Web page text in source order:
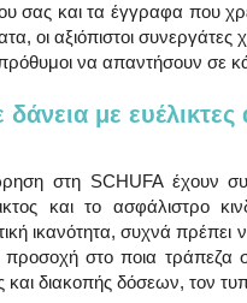
σας και τα έγγραφα που
οι αξιόπιστοι
πρόθυμοι να απαντήσουν σε
δάνεια με
στη SCHUFA έχουν
και το ασφάλιστρο
ικανότητα, συχνά πρέπει
προσοχή στο ποια τράπεζα
διακοπής δόσεων, τον